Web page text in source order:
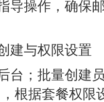
导操作，确保
建与权限设置
台；批量创建
，根据套餐权